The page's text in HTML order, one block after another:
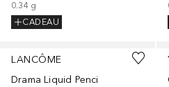
0.34 g
CADEAU
LANCÔME
Drama Liquid Penci
+5